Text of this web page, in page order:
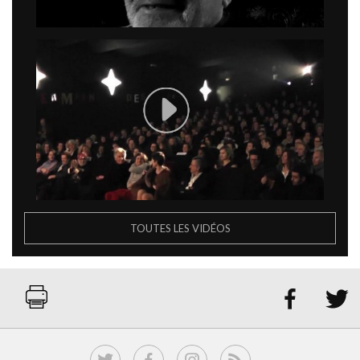
TOUTES LES VIDÉOS
 